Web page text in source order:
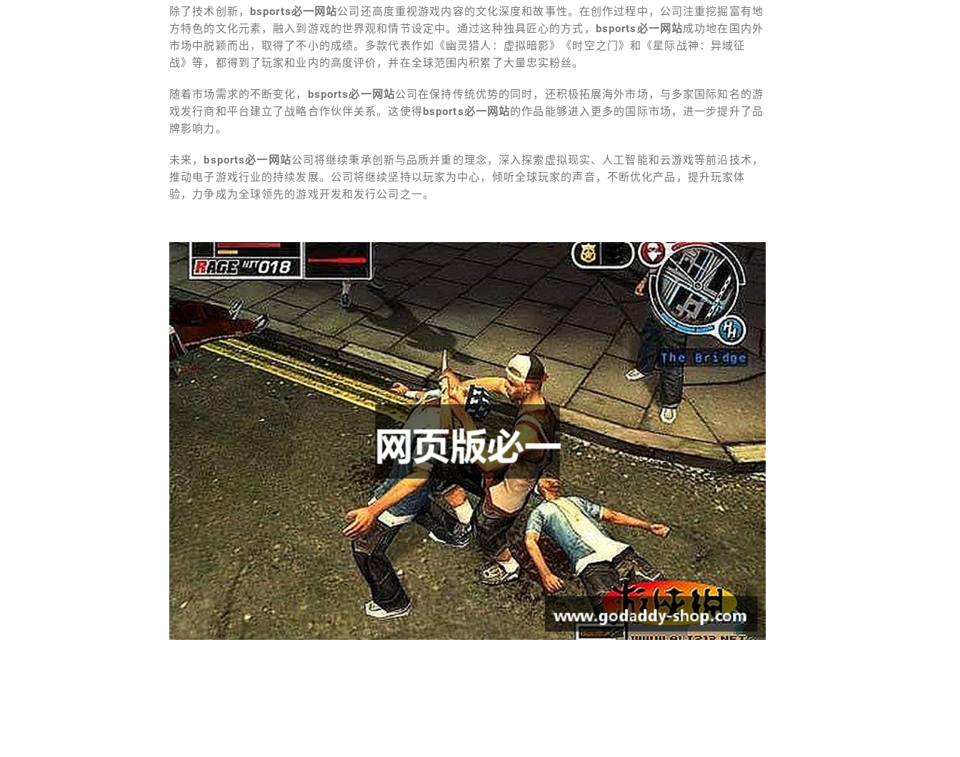
除了技术创新， bsports必一网站公司还高度重视游戏内容的文化深度和故事性。在创作过程中，公司注重挖掘富有地
方特色的文化元素，融入到游戏的世界观和情节设定中。通过这种独具匠心的方式， bsports必一网站成功地在国内外
市场中脱颖而出，取得了不小的成绩。多款代表作如《幽灵猎人：虚拟暗影》《时空之门》和《星际战神：异域征
战》等，都得到了玩家和业内的高度评价，并在全球范围内积累了大量忠实粉丝。
随着市场需求的不断变化， bsports必一网站公司在保持传统优势的同时，还积极拓展海外市场，与多家国际知名的游
戏发行商和平台建立了战略合作伙伴关系。这使得bsports必一网站的作品能够进入更多的国际市场，进一步提升了品
牌影响力。
未来，bsports必一网站公司将继续秉承创新与品质并重的理念，深入探索虚拟现实、人工智能和云游戏等前沿技术，
推动电子游戏行业的持续发展。公司将继续坚持以玩家为中心，倾听全球玩家的声音，不断优化产品，提升玩家体
验，力争成为全球领先的游戏开发和发行公司之一。